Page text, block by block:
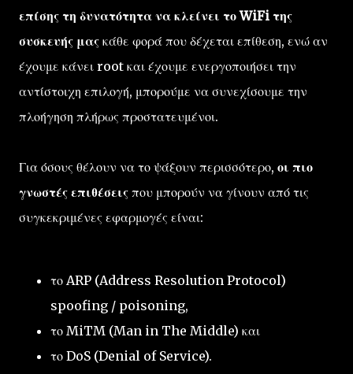
επίσης τη δυνατότητα να κλείνει το WiFi της
συσκευής μας κάθε φορά που δέχεται επίθεση, ενώ αν
έχουμε κάνει root και έχουμε ενεργοποιήσει την
αντίστοιχη επιλογή, μπορούμε να συνεχίσουμε την
πλοήγηση πλήρως προστατευμένοι.
Για όσους θέλουν να το ψάξουν περισσότερο, οι πιο
γνωστές επιθέσεις που μπορούν να γίνουν από τις
συγκεκριμένες εφαρμογές είναι:
το ARP (Address Resolution Protocol)
spoofing / poisoning,
το MiTM (Man in The Middle) και
το DoS (Denial of Service).